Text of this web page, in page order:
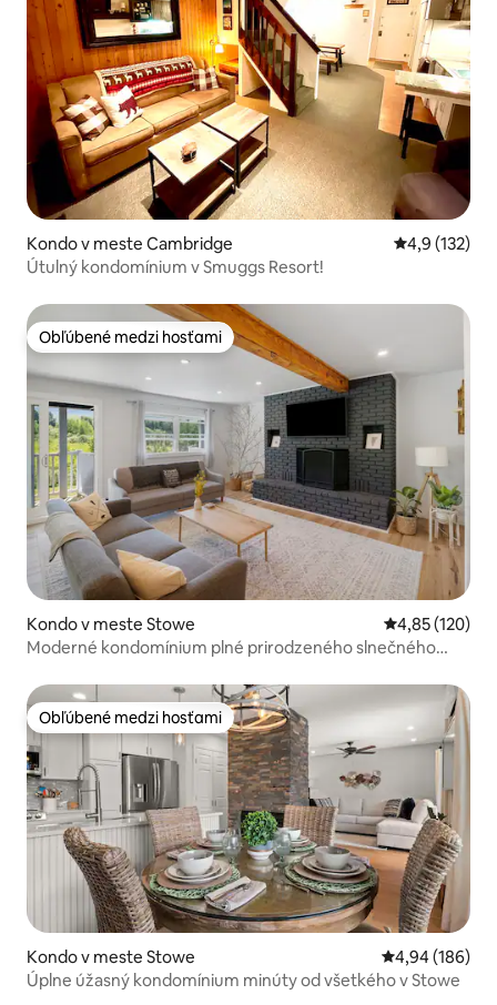
Kondo v meste Cambridge Priemerné
4,9 (132)
Útulný kondomínium v Smuggs Resort!
Obľúbené medzi hosťami
Obľúbené medzi hosťami
Kondo v meste Stowe Priemerné
4,85 (120)
Moderné kondomínium plné prirodzeného slnečného
Obľúbené medzi hosťami
Obľúbené medzi hosťami
Kondo v meste Stowe Priemerné
4,94 (186)
Úplne úžasný kondomínium minúty od všetkého v Stowe